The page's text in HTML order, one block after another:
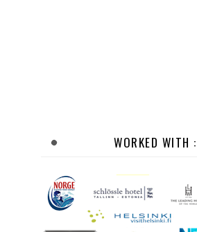
WORKED WITH :